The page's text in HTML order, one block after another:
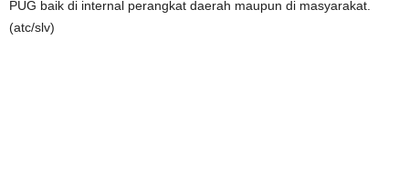
PUG baik di internal perangkat daerah maupun di masyarakat.
(atc/slv)